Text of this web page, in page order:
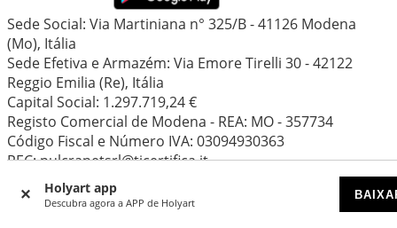
Holyart app
Descubra agora a APP de Holyart
Sede Social: Via Martiniana n° 325/B - 41126 Modena
(Mo), Itália
Sede Efetiva e Armazém: Via Emore Tirelli 30 - 42122
Reggio Emilia (Re), Itália
Capital Social: 1.297.719,24 €
Registo Comercial de Modena - REA: MO - 357734
Código Fiscal e Número IVA: 03094930363
PEC: pulcranetsrl@ticertifica.it
Copyright © 2026 Pulcranet S.r.l.